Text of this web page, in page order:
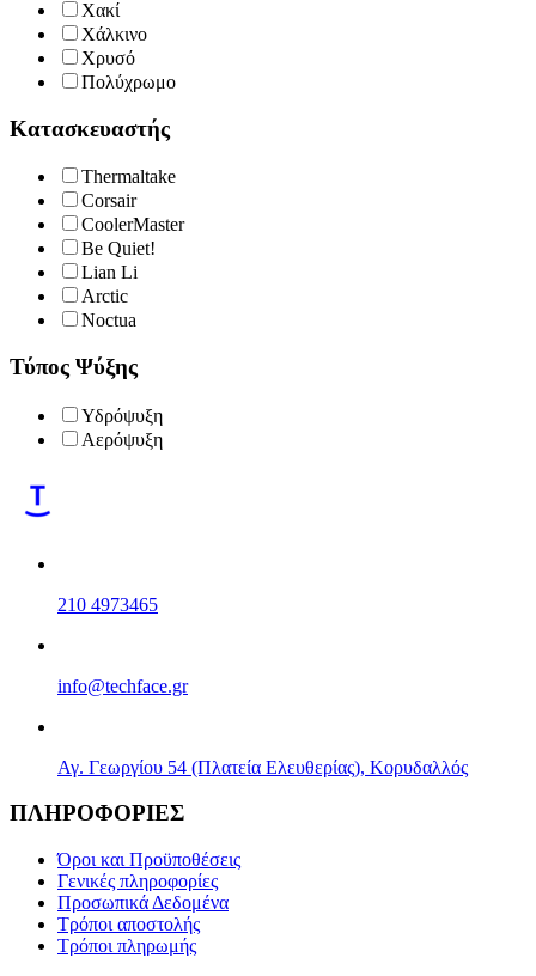
Χακί
Χάλκινο
Χρυσό
Πολύχρωμο
Κατασκευαστής
Thermaltake
Corsair
CoolerMaster
Be Quiet!
Lian Li
Arctic
Noctua
Τύπος Ψύξης
Υδρόψυξη
Αερόψυξη
210 4973465
info@techface.gr
Αγ. Γεωργίου 54 (Πλατεία Ελευθερίας), Κορυδαλλός
ΠΛΗΡΟΦΟΡΙΕΣ
Όροι και Προϋποθέσεις
Γενικές πληροφορίες
Προσωπικά Δεδομένα
Τρόποι αποστολής
Τρόποι πληρωμής